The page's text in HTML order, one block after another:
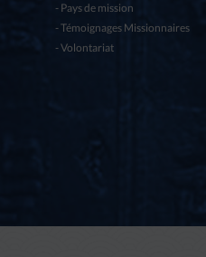
Pays de mission
Témoignages Missionnaires
Volontariat